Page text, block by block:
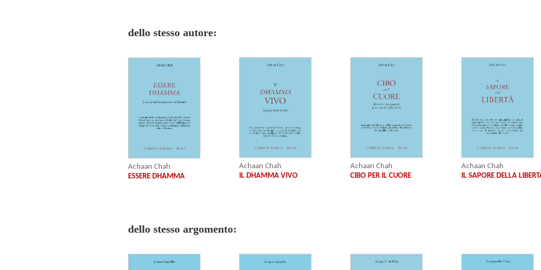
dello stesso autore:
Achaan Chah
ESSERE DHAMMA
Achaan Chah
IL DHAMMA VIVO
Achaan Chah
CIBO PER IL CUORE
Achaan Chah
IL SAPORE DELLA
dello stesso argomento: